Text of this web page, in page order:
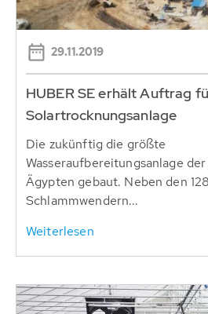
29.11.2019
HUBER SE erhält Auftrag
Solartrocknungsanlage
Die zukünftig die größte
Wasseraufbereitungsanlage
Ägypten gebaut. Neben den 128
Schlammwendern...
Weiterlesen